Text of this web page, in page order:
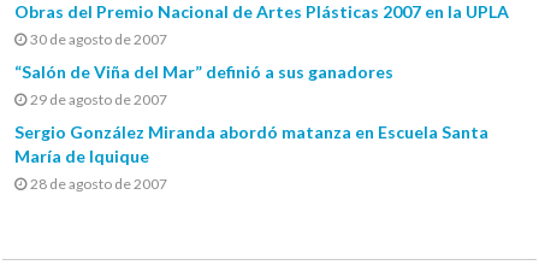
Obras del Premio Nacional de Artes Plásticas 2007 en la UPLA
30 de agosto de 2007
“Salón de Viña del Mar” definió a sus ganadores
29 de agosto de 2007
Sergio González Miranda abordó matanza en Escuela Santa
María de Iquique
28 de agosto de 2007